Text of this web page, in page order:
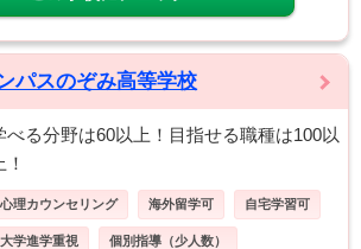
パスのぞみ高等学校
べる分野は60以上！目指せる職種は100以
！
心理カウンセリング 海外留学可 自宅学習可
大学進学重視 個別指導（少人数）